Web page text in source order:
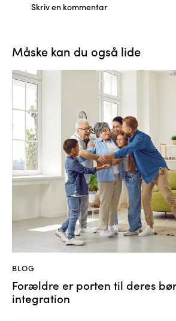
Måske kan du også lide
BLOG
Forældre er porten til deres
integration